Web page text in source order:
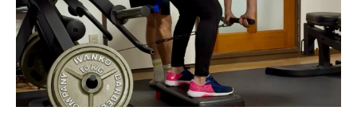
設
初めてでも安心して通えるジムを見つける
一宮市で女性に人気のパーソナルトレーニング
女性に支持される一宮市のトレーニング施